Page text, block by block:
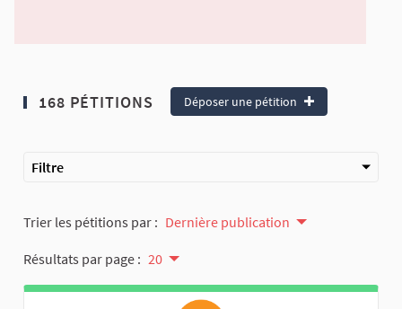
168 PÉTITIONS Déposer une pétition
Filtre
Trier les pétitions par : Dernière publication
Résultats par page : 20